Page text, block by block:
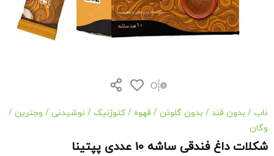
ناب / بدون قند / بدون گلوتن / قهوه /کتوژنیک / نوشیدنی / وجترین /
وگان
شکلات داغ فندقی ساشه 10 عددی پپتینا